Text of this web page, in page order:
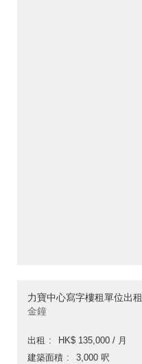
力寶中心寫字樓租單位出租
金鐘
出租
HK$ 135,000 / 月
建築面積
3,000 呎